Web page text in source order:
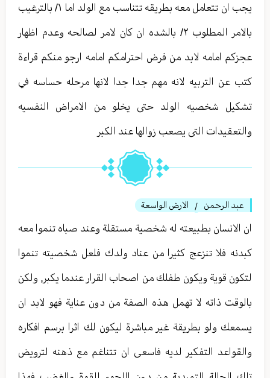
يجب ان تتعامل معه بطريقه تتناسب مع الولد اما ١/ بالترغيب
بالامر المطلوب ٢/ بالشده ان كان لامر لصالحه وعدم اظهار
عجزكم امامه لابد من فرض احترامكم امامه ارجو منكم قراءة
كتب عن التربيه لانه مهم جدا جدا لانها مرحله حساسه في
تشكيل شخصيه الولد حتى يخلو من الامراض النفسيه
والتعقيدات التى يصعب زوالها عند الكبر
عبد الرحمن / الارض الواسعة
ان الانسان بطبيعته له شخصية مستقلة وعند صباه تنموا معه
كبدنه فلا تنزعج كثيرا من عناد ولدك فلعل شخصيته تنموا
لتكون قوية ويكون طفلك من اصحاب القرار عندما يكبر, ولكن
بالوقت ذاته لا تهمل هذه الصفة من دون عناية فهو لابد ان
يسمعك ولو بطريقة غير مباشرة ليكون لك اثرا برسم افكاره
والقواعد التفكير لديه فاسعى ان تتناغم مع ذهنه لترويض